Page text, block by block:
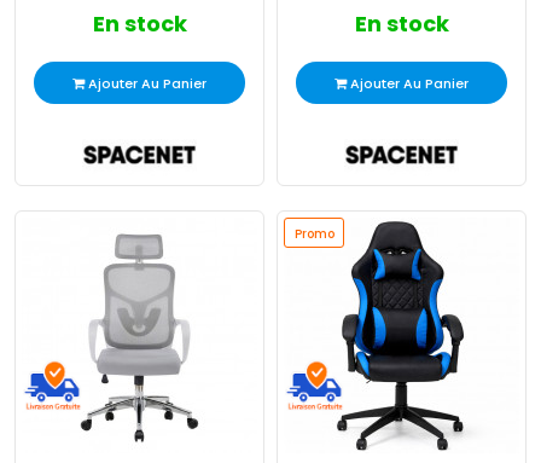
En stock
Ajouter Au Panier
En stock
Ajouter Au Panier
Promo